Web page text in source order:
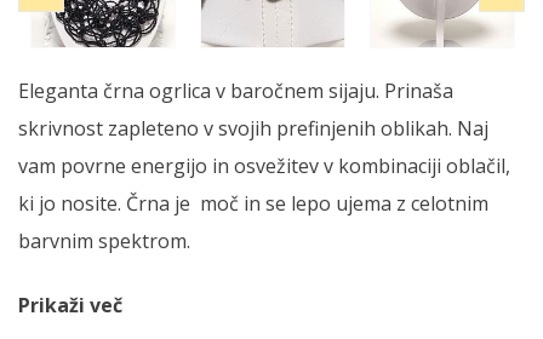
Eleganta črna ogrlica v baročnem sijaju. Prinaša
skrivnost zapleteno v svojih prefinjenih oblikah. Naj
vam povrne energijo in osvežitev v kombinaciji oblačil,
ki jo nosite. Črna je moč in se lepo ujema z celotnim
barvnim spektrom.
Prikaži več